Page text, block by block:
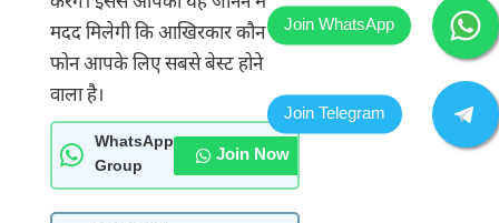
मदद मिलेगी कि आखिरकार कौन सा
फोन आपके लिए सबसे बेस्ट होने
वाला है।
WhatsApp
Group
Join Now